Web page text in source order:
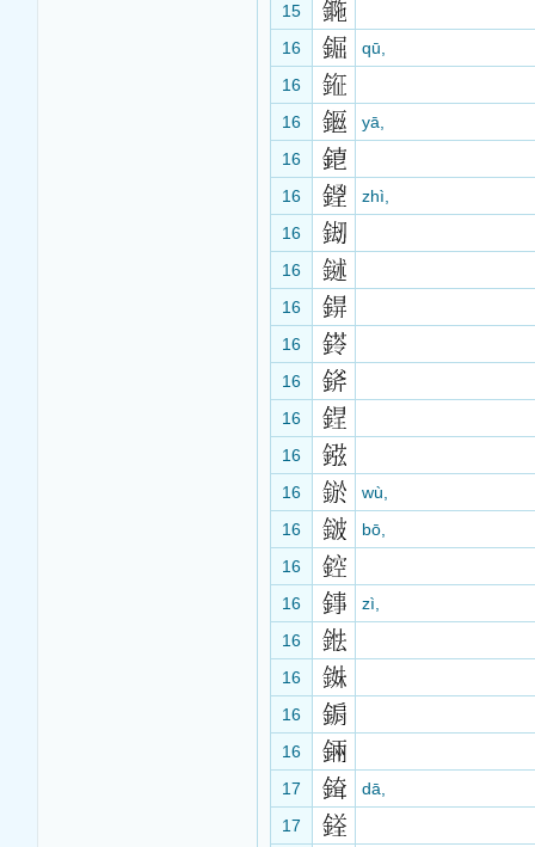
15
16
qū,
16
16
yā,
16
16
zhì,
16
16
16
16
16
16
16
16
wù,
16
bō,
16
16
zì,
16
16
16
16
17
dā,
17